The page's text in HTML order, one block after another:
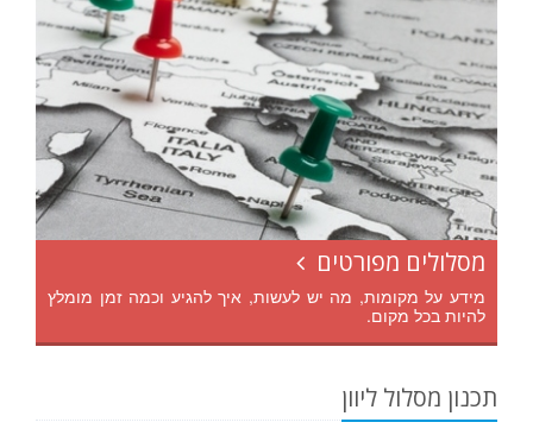
מסלולים מפורטים
מידע על מקומות, מה יש לעשות, איך להגיע וכמה זמן מומלץ
להיות בכל מקום.
תכנון מסלול ליוון